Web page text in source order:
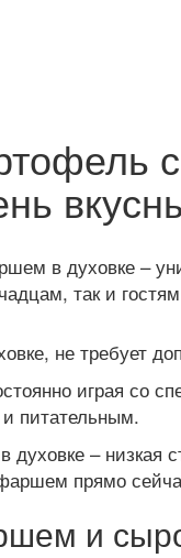
в духовке –
так и
не требует
играя со
питательным.
– низкая
прямо
и